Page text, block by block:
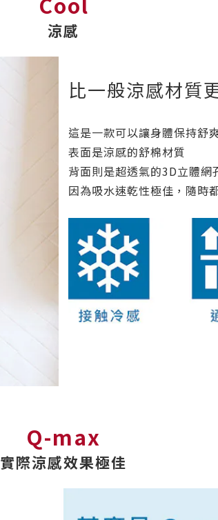
涼感
比一般涼感材質
這是一款可以讓身體保持舒
表面是涼感的舒棉材質
背面則是超透氣的3D立體網
因為吸水速乾性極佳，隨時
Q-max
實際涼感效果極佳